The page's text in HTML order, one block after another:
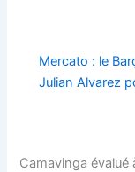
Mercato : le
Julian Alvarez
Camavinga évalué